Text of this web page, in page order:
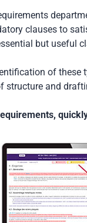
clauses to
but useful
of these
structure and